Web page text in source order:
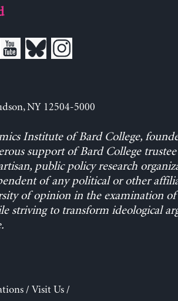
NY 12504-5000
Institute of Bard College,
support of Bard College trustee
public policy research
of any political or other
of opinion in the examination
striving to transform ideological
/ Visit Us/